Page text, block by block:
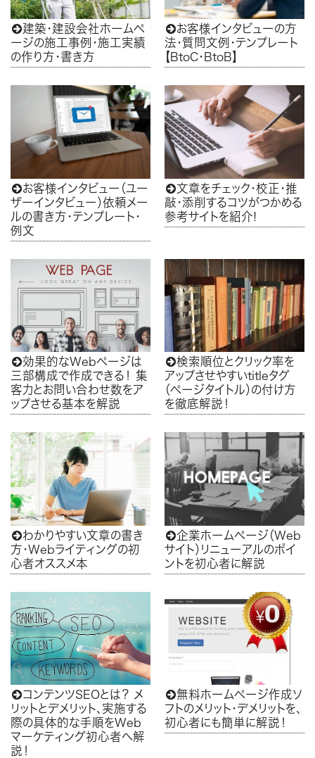
建築・建設会社ホームペ
ージの施工事例・施工実績
の作り方・書き方
お客様インタビューの方
法・質問文例・テンプレート
【BtoC・BtoB】
お客様インタビュー（ユー
ザーインタビュー）依頼メー
ルの書き方・テンプレート・
例文
文章をチェック・校正・推
敲・添削するコツがつかめる
参考サイトを紹介!
効果的なWebページは
三部構成で作成できる！ 集
客力とお問い合わせ数をア
ップさせる基本を解説
検索順位とクリック率を
アップさせやすいtitleタグ
（ページタイトル）の付け方
を徹底解説！
わかりやすい文章の書き
方・Webライティングの初
心者オススメ本
企業ホームページ（Web
サイト）リニューアルのポイ
ントを初心者に解説
コンテンツSEOとは？ メ
リットとデメリット、実施する
際の具体的な手順をWeb
マーケティング初心者へ解
説！
無料ホームページ作成ソ
フトのメリット・デメリットを、
初心者にも簡単に解説！